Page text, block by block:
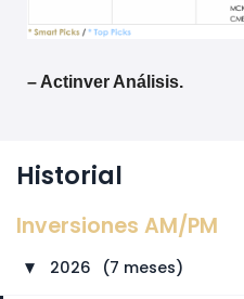
– Actinver Análisis.
Historial
Inversiones AM/PM
► 2026 (7 meses)